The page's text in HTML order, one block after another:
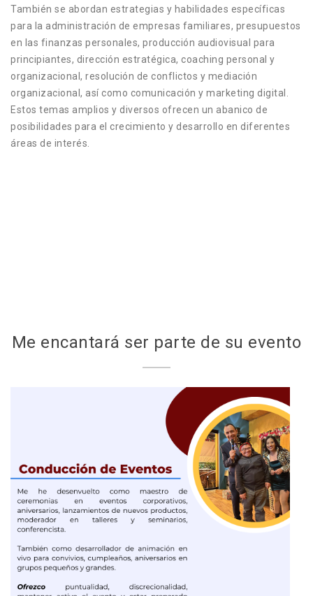
También se abordan estrategias y habilidades específicas
para la administración de empresas familiares, presupuestos
en las finanzas personales, producción audiovisual para
principiantes, dirección estratégica, coaching personal y
organizacional, resolución de conflictos y mediación
organizacional, así como comunicación y marketing digital.
Estos temas amplios y diversos ofrecen un abanico de
posibilidades para el crecimiento y desarrollo en diferentes
áreas de interés.
Me encantará ser parte de su evento